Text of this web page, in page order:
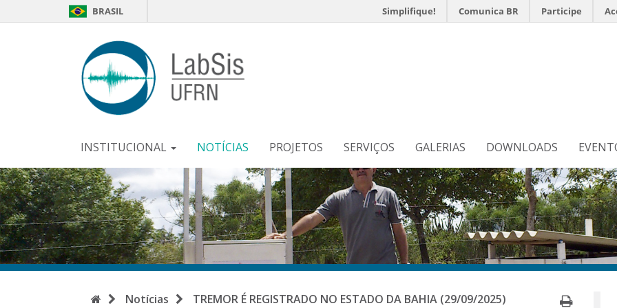
BRASIL Simplifique! Comunica BR Participe
INSTITUCIONAL NOTÍCIAS PROJETOS SERVIÇOS GALERIAS DOWNLOADS
InícioNotícias TREMOR É REGISTRADO NO ESTADO DA BAHIA (29/09/2025)